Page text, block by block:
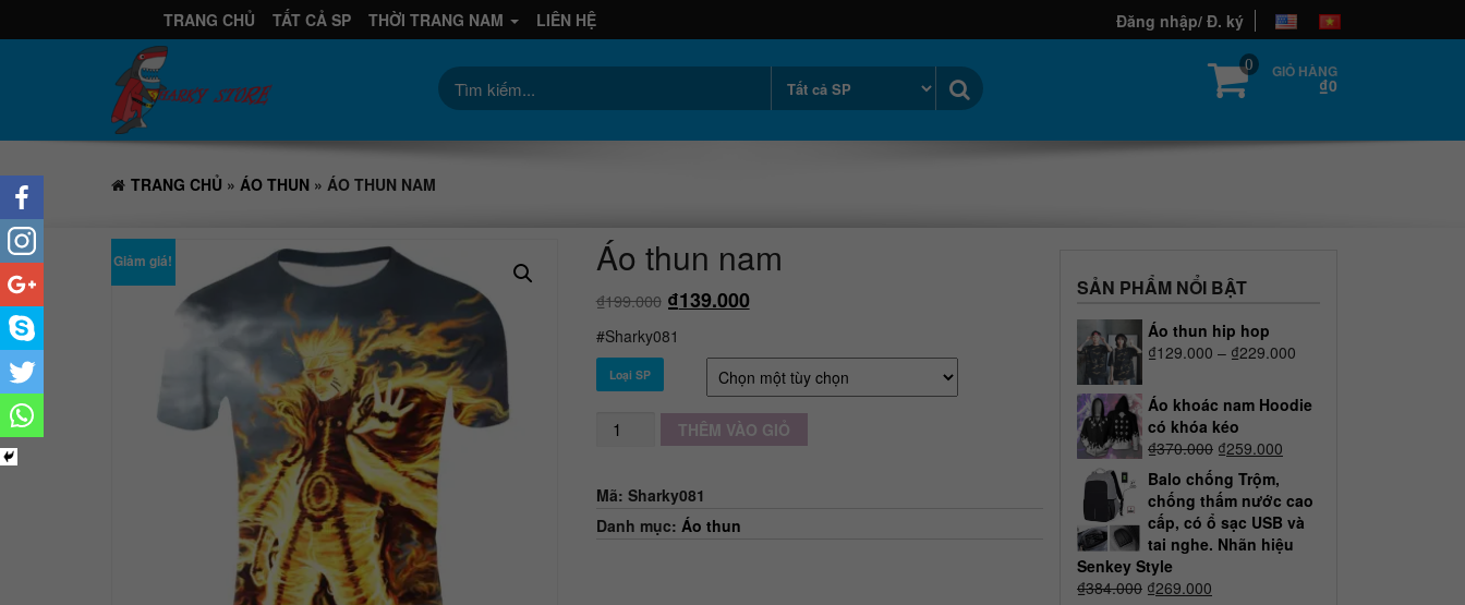
Đăng nhập/ Đ. ký
TRANG CHỦ TẤT CẢ SP THỜI TRANG NAM LIÊN HỆ
0 GIỎ HÀNG
₫0
TRANG CHỦ » ÁO THUN » ÁO THUN NAM
Giảm giá! Áo thun nam
₫199.000 ₫139.000
#Sharky081
Loại SP
Số
lượng
THÊM VÀO GIỎ
Mã: Sharky081
Danh mục: Áo thun
SẢN PHẨM NỔI BẬT
Áo thun hip hop
₫129.000 – ₫229.000
Áo khoác nam Hoodie
có khóa kéo
₫370.000 ₫259.000
Balo chống Trộm,
chống thấm nước cao
cấp, có ổ sạc USB và
tai nghe. Nhãn hiệu
Senkey Style
₫384.000 ₫269.000